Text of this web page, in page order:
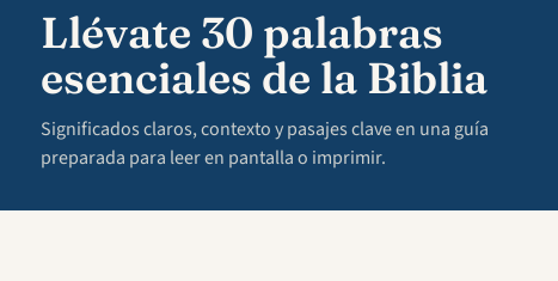
Llévate 30 palabras
esenciales de la Biblia
Significados claros, contexto y pasajes clave en una guía
preparada para leer en pantalla o imprimir.